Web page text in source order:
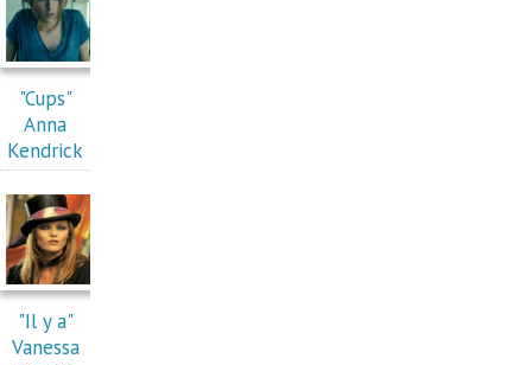
"Cups"
Anna
Kendrick
"Il y a"
Vanessa